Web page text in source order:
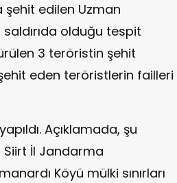
edilen Uzman
olduğu tespit
3 teröristin şehit
eden teröristlerin failleri
Açıklamada, şu
Siirt İl Jandarma
Köyü mülki sınırları